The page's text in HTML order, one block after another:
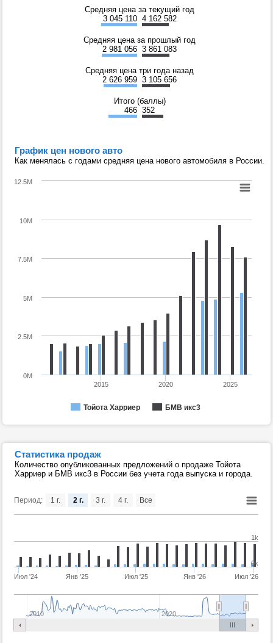
Средняя цена за текущий год
3 045 110 4 162 582
Средняя цена за прошлый год
2 981 056 3 861 083
Средняя цена три года назад
2 626 959 3 105 656
Итого (баллы)
466 352
График цен нового авто
Как менялась с годами средняя цена нового автомобиля в России.
Тойота Харриер БМВ икс3
2015 2020 2025
0M
10M
2.5M
5M
7.5M
12.5M
Статистика продаж
Количество опубликованных предложений о продаже Тойота
Харриер и БМВ икс3 в России без учета года выпуска и города.
Период:
Июл '24 Янв '25 Июл '25 Янв '26 Июл '26
2010 2020
0k
1k
1 г. 2 г. 3 г. 4 г. Все